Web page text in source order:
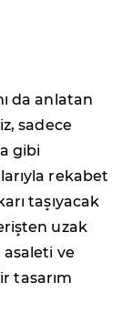
da anlatan
sadece
gibi
rekabet
taşıyacak
uzak
ve
tasarım